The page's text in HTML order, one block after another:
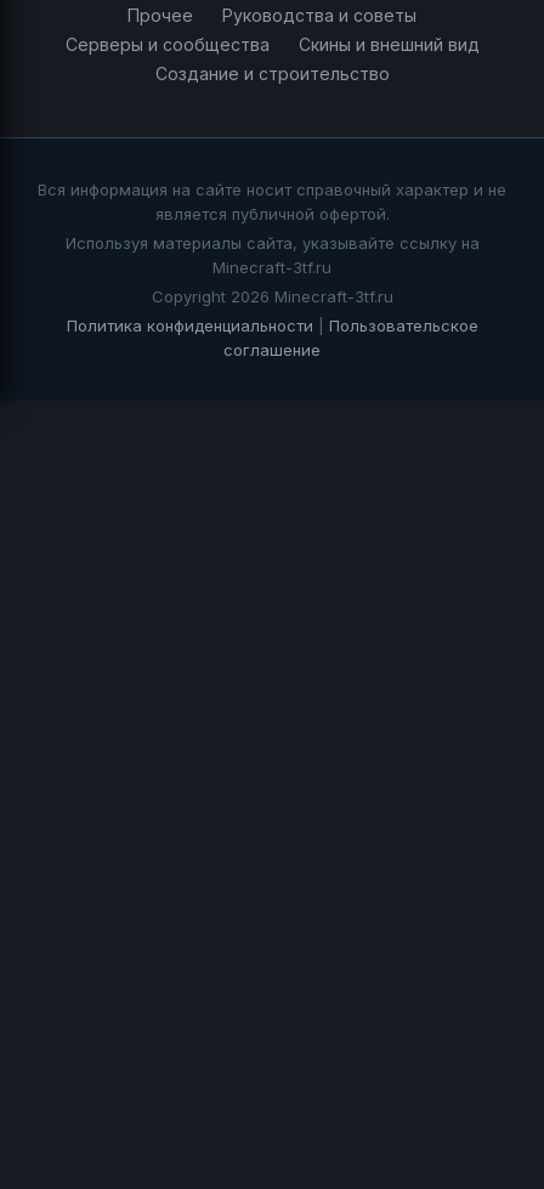
Прочее
Руководства и советы
Серверы и сообщества
Скины и внешний вид
Создание и строительство
Вся информация на сайте носит справочный характер и не
является публичной офертой.
Используя материалы сайта, указывайте ссылку на
Minecraft-3tf.ru
Copyright 2026 Minecraft-3tf.ru
Политика конфиденциальности
Пользовательское
соглашение